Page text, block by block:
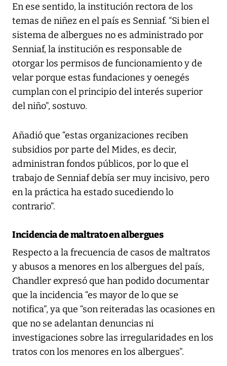
En ese sentido, la institución rectora de los
temas de niñez en el país es Senniaf. “Si bien el
sistema de albergues no es administrado por
Senniaf, la institución es responsable de
otorgar los permisos de funcionamiento y de
velar porque estas fundaciones y oenegés
cumplan con el principio del interés superior
del niño”, sostuvo.
Añadió que “estas organizaciones reciben
subsidios por parte del Mides, es decir,
administran fondos públicos, por lo que el
trabajo de Senniaf debía ser muy incisivo, pero
en la práctica ha estado sucediendo lo
contrario”.
Incidencia de maltrato en albergues
Respecto a la frecuencia de casos de maltratos
y abusos a menores en los albergues del país,
Chandler expresó que han podido documentar
que la incidencia “es mayor de lo que se
notifica”, ya que “son reiteradas las ocasiones en
que no se adelantan denuncias ni
investigaciones sobre las irregularidades en los
tratos con los menores en los albergues”.